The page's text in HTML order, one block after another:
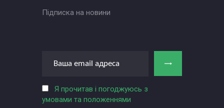
Підписка на новини
Я прочитав і погоджуюсь з
умовами та положеннями